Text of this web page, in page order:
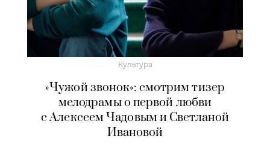
Культура
«Чужой звонок»: смотрим тизер
мелодрамы о первой любви
с Алексеем Чадовым и Светланой
Ивановой